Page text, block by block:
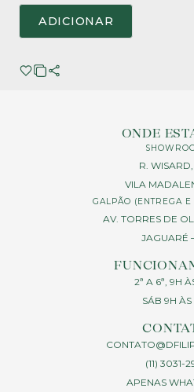
ADICIONAR
ONDE
R.
VILA
GALPÃO (ENTREGA
AV. TORRES DE
JAGUARÉ
2ª A 6ª, 9H
SÁB 9H ÀS
(11) 3031-
APENAS